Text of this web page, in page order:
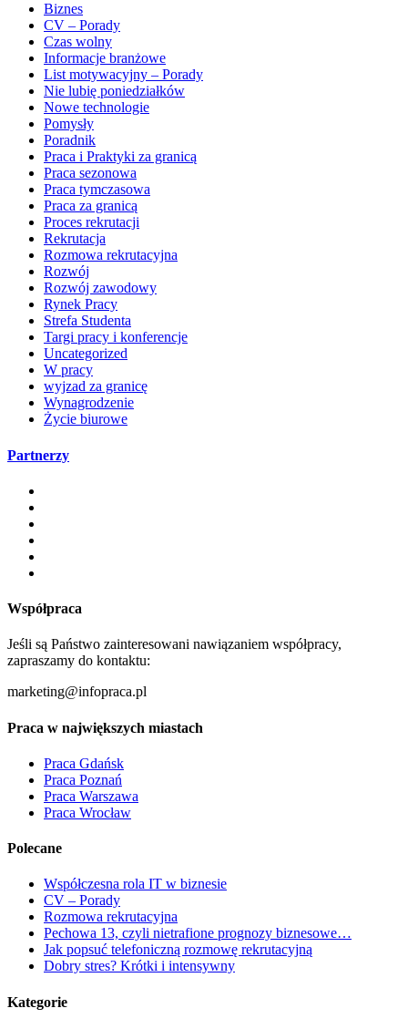
Biznes
CV – Porady
Czas wolny
Informacje branżowe
List motywacyjny – Porady
Nie lubię poniedziałków
Nowe technologie
Pomysły
Poradnik
Praca i Praktyki za granicą
Praca sezonowa
Praca tymczasowa
Praca za granicą
Proces rekrutacji
Rekrutacja
Rozmowa rekrutacyjna
Rozwój
Rozwój zawodowy
Rynek Pracy
Strefa Studenta
Targi pracy i konferencje
Uncategorized
W pracy
wyjzad za granicę
Wynagrodzenie
Życie biurowe
Partnerzy
Współpraca
Jeśli są Państwo zainteresowani nawiązaniem współpracy,
zapraszamy do kontaktu:
marketing@infopraca.pl
Praca w największych miastach
Praca Gdańsk
Praca Poznań
Praca Warszawa
Praca Wrocław
Polecane
Współczesna rola IT w biznesie
CV – Porady
Rozmowa rekrutacyjna
Pechowa 13, czyli nietrafione prognozy biznesowe…
Jak popsuć telefoniczną rozmowę rekrutacyjną
Dobry stres? Krótki i intensywny
Kategorie